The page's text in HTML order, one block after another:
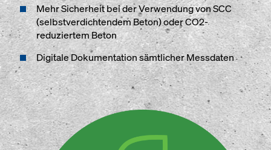
Mehr Sicherheit bei der Verwendung von SCC
(selbstverdichtendem Beton) oder CO2-
reduziertem Beton
Digitale Dokumentation sämtlicher Messdaten